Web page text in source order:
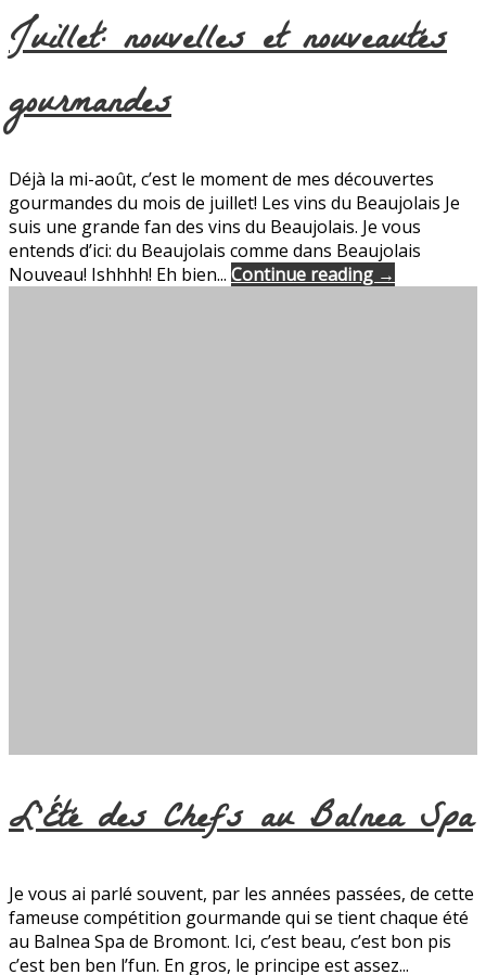
Juillet: nouvelles et nouveautés
gourmandes
Déjà la mi-août, c’est le moment de mes découvertes
gourmandes du mois de juillet! Les vins du Beaujolais Je
suis une grande fan des vins du Beaujolais. Je vous
entends d’ici: du Beaujolais comme dans Beaujolais
Nouveau! Ishhhh! Eh bien... Continue reading →
L’Été des Chefs au Balnea Spa
Je vous ai parlé souvent, par les années passées, de cette
fameuse compétition gourmande qui se tient chaque été
au Balnea Spa de Bromont. Ici, c’est beau, c’est bon pis
c’est ben ben l’fun. En gros, le principe est assez...